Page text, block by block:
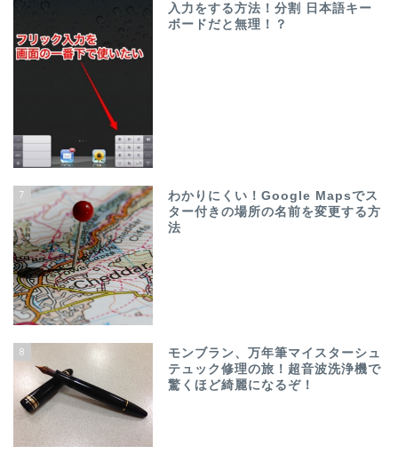
入力をする方法！分割 日本語キー
ボードだと無理！？
7
わかりにくい！Google Mapsでス
ター付きの場所の名前を変更する方
法
8
モンブラン、万年筆マイスターシュ
テュック修理の旅！超音波洗浄機で
驚くほど綺麗になるぞ！